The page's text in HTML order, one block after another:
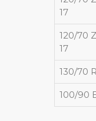
17
120/70
17
130/70
100/90